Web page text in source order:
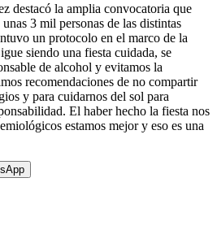
destacó la amplia convocatoria que
3 mil personas de las distintas
un protocolo en el marco de la
siendo una fiesta cuidada, se
de alcohol y evitamos la
recomendaciones de no compartir
y para cuidarnos del sol para
El haber hecho la fiesta nos
estamos mejor y eso es una